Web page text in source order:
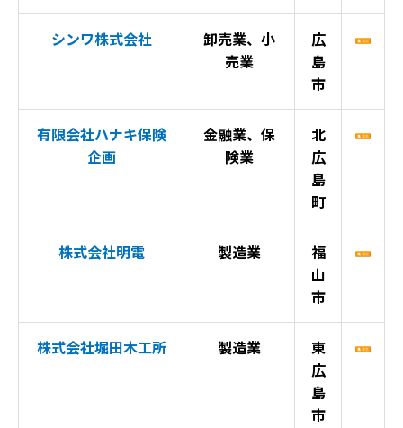
シンワ株式会社
卸売業、小
売業
広
島
市
有限会社ハナキ保険
企画
金融業、保
険業
北
広
島
町
株式会社明電 製造業
福
山
市
株式会社堀田木工所 製造業
東
広
島
市